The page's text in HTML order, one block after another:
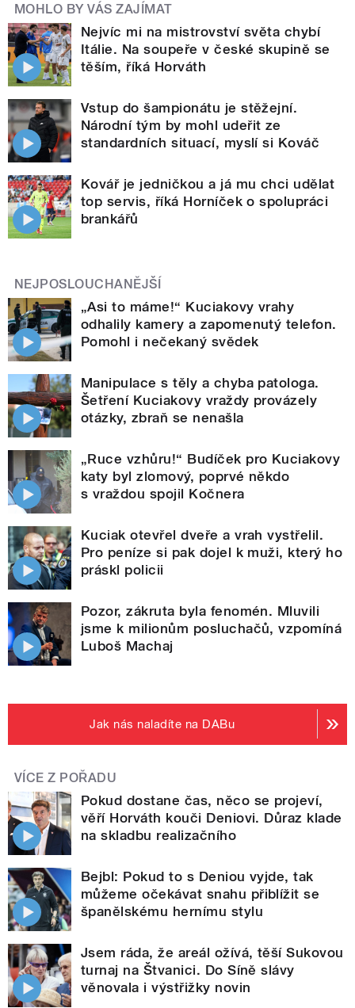
MOHLO BY VÁS ZAJÍMAT
Nejvíc mi na mistrovství světa chybí
Itálie. Na soupeře v české skupině se
těším, říká Horváth
Vstup do šampionátu je stěžejní.
Národní tým by mohl udeřit ze
standardních situací, myslí si Kováč
Kovář je jedničkou a já mu chci udělat
top servis, říká Horníček o spolupráci
brankářů
NEJPOSLOUCHANĚJŠÍ
„Asi to máme!“ Kuciakovy vrahy
odhalily kamery a zapomenutý telefon.
Pomohl i nečekaný svědek
Manipulace s těly a chyba patologa.
Šetření Kuciakovy vraždy provázely
otázky, zbraň se nenašla
„Ruce vzhůru!“ Budíček pro Kuciakovy
katy byl zlomový, poprvé někdo
s vraždou spojil Kočnera
Kuciak otevřel dveře a vrah vystřelil.
Pro peníze si pak dojel k muži, který ho
práskl policii
Pozor, zákruta byla fenomén. Mluvili
jsme k milionům posluchačů, vzpomíná
Luboš Machaj
Jak nás naladíte na DABu
VÍCE Z POŘADU
Pokud dostane čas, něco se projeví,
věří Horváth kouči Deniovi. Důraz klade
na skladbu realizačního
Bejbl: Pokud to s Deniou vyjde, tak
můžeme očekávat snahu přiblížit se
španělskému hernímu stylu
Jsem ráda, že areál ožívá, těší Sukovou
turnaj na Štvanici. Do Síně slávy
věnovala i výstřižky novin